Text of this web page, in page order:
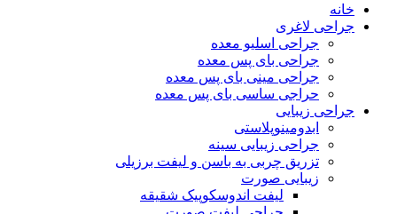
خانه
جراحی لاغری
جراحی اسلیو معده
جراحی بای پس معده
جراحی مینی بای پس معده
حراجی ساسی بای پس معده
جراحی زیبایی
ابدومینوپلاستی
جراحی زیبایی سینه
تزریق چربی به باسن و لیفت برزیلی
زیبایی صورت
لیفت اندوسکوپیک شقیقه